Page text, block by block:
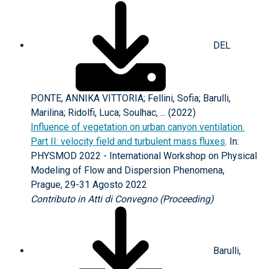
DEL
PONTE, ANNIKA VITTORIA; Fellini, Sofia; Barulli,
Marilina; Ridolfi, Luca; Soulhac, ... (2022)
Influence of vegetation on urban canyon ventilation.
Part II: velocity field and turbulent mass fluxes. In:
PHYSMOD 2022 - International Workshop on Physical
Modeling of Flow and Dispersion Phenomena,
Prague, 29-31 Agosto 2022
Contributo in Atti di Convegno (Proceeding)
Barulli,